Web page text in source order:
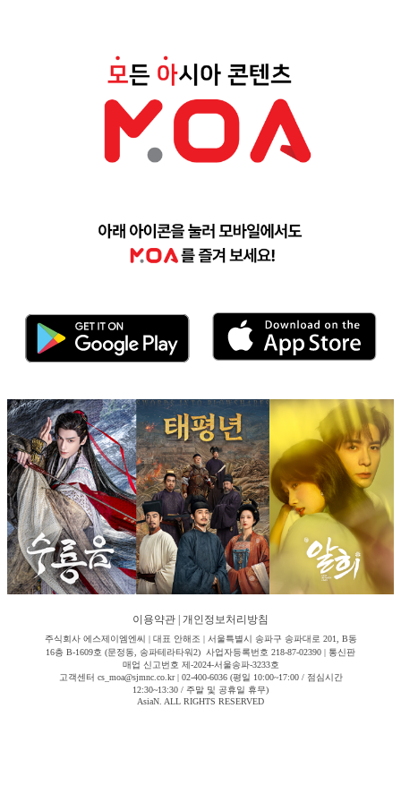
이용약관 개인정보처리방침
주식회사 에스제이엠엔씨 | 대표 안해조 | 서울특별시 송파구 송파대로 201, B동
16층 B-1609호 (문정동, 송파테라타워2) 사업자등록번호 218-87-02390 | 통신판
매업 신고번호 제-2024-서울송파-3233호
고객센터 cs_moa@sjmnc.co.kr | 02-400-6036 (평일 10:00~17:00 / 점심시간
12:30~13:30 / 주말 및 공휴일 휴무)
AsiaN. ALL RIGHTS RESERVED